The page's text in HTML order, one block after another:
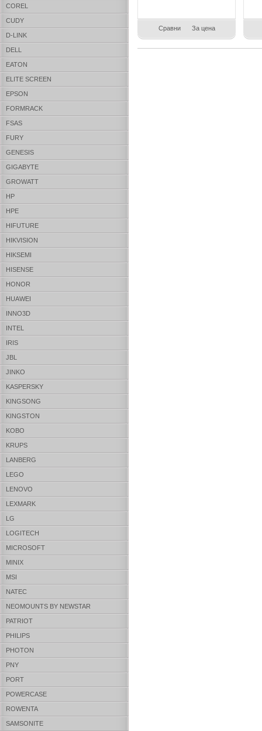
COREL
CUDY
D-LINK
DELL
EATON
ELITE SCREEN
EPSON
FORMRACK
FSAS
FURY
GENESIS
GIGABYTE
GROWATT
HP
HPE
HIFUTURE
HIKVISION
HIKSEMI
HISENSE
HONOR
HUAWEI
INNO3D
INTEL
IRIS
JBL
JINKO
KASPERSKY
KINGSONG
KINGSTON
KOBO
KRUPS
LANBERG
LEGO
LENOVO
LEXMARK
LG
LOGITECH
MICROSOFT
MINIX
MSI
NATEC
NEOMOUNTS BY NEWSTAR
PATRIOT
PHILIPS
PHOTON
PNY
PORT
POWERCASE
ROWENTA
SAMSONITE
Сравни За цена